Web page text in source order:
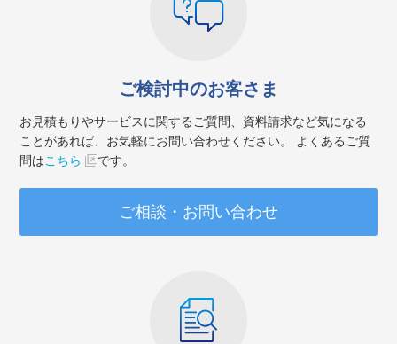
ご検討中のお客さま
お見積もりやサービスに関するご質問、資料請求など気になる
ことがあれば、お気軽にお問い合わせください。 よくあるご質
問はこちら です。
ご相談・お問い合わせ